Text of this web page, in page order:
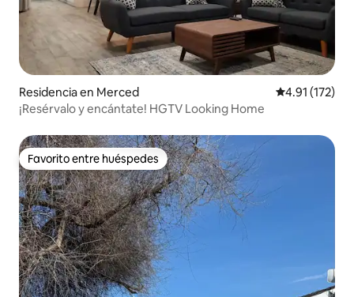
Residencia en Merced Calificación
4.91 (172)
¡Resérvalo y encántate! HGTV Looking Home
Favorito entre huéspedes
Favorito entre huéspedes